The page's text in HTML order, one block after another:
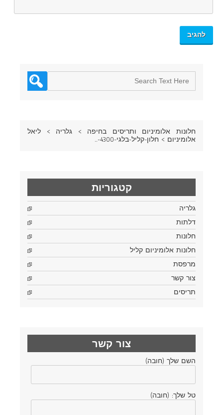
חלונות אלומיניום ותריסים בחיפה > גלריה > ליאל
אלומיניום > חלון-קליל-בלגי-4300-..
קטגוריות
גלריה
דלתות
חלונות
חלונות אלומיניום קליל
מרפסת
צור קשר
תריסים
צור קשר
השם שלך (חובה)
טל שלך: (חובה)